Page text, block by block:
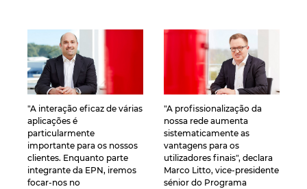
"A interação eficaz de várias
aplicações é
particularmente
importante para os nossos
clientes. Enquanto parte
integrante da EPN, iremos
focar-nos no
"A profissionalização da
nossa rede aumenta
sistematicamente as
vantagens para os
utilizadores finais", declara
Marco Litto, vice-presidente
sénior do Programa
Sweden
Switzerland
Thailand
Turkey